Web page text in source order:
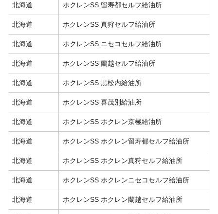
北海道 ホクレンSS 留寿都セルフ給油所
北海道 ホクレンSS 真狩セルフ給油所
北海道 ホクレンSS ニセコセルフ給油所
北海道 ホクレンSS 蘭越セルフ給油所
北海道 ホクレンSS 黒松内給油所
北海道 ホクレンSS 喜茂別給油所
北海道 ホクレンSS ホクレン京極給油所
北海道 ホクレンSS ホクレン留寿都セルフ給油所
北海道 ホクレンSS ホクレン真狩セルフ給油所
北海道 ホクレンSS ホクレンニセコセルフ給油所
北海道 ホクレンSS ホクレン蘭越セルフ給油所